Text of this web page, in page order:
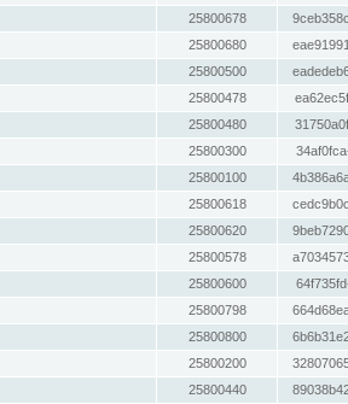
25800678
25800680
25800500
25800478
25800480
25800300
25800100
25800618
25800620
25800578
25800600
25800798
25800800
25800200
25800440